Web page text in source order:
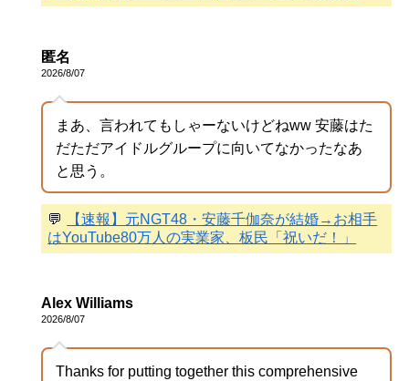
匿名
2026/8/07
まあ、言われてもしゃーないけどねww 安藤はた
だただアイドルグループに向いてなかったなあ
と思う。
💬
【速報】元NGT48・安藤千伽奈が結婚→お相手
はYouTube80万人の実業家、板民「祝いだ！」
Alex Williams
2026/8/07
Thanks for putting together this comprehensive